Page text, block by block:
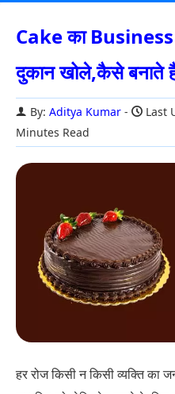
Cake का
दुकान खोले,कैसे बनाते
By: Aditya Kumar Last
Minutes Read
हर रोज किसी न किसी व्यक्ति का